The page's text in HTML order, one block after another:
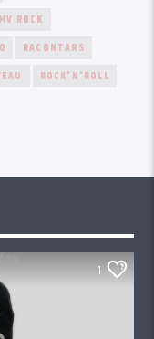
ROCK
RACONTARS
ROCK'N'ROLL
1